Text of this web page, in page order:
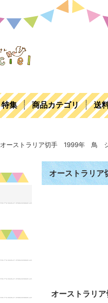
特集 商品カテゴリ 送
オーストラリア切手 1999年 鳥
オーストラリ
オーストラリ